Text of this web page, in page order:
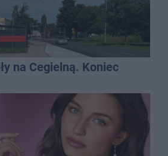
na Cegielną. Koniec